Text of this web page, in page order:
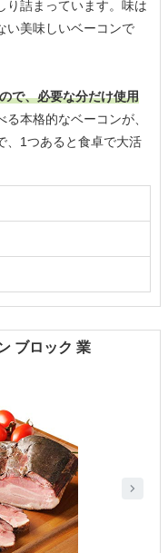
り詰まっています。味は
い美味しいベーコンで
で、必要な分だけ使用
る本格的なベーコンが、
、1つあると食卓で大活
ブロック 業